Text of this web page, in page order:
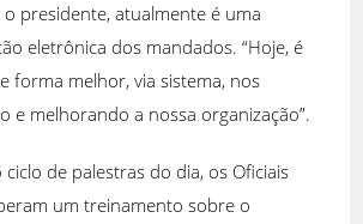
presidente, atualmente é uma
eletrônica dos mandados. “Hoje, é
forma melhor, via sistema, nos
e melhorando a nossa organização”.
de palestras do dia, os Oficiais
um treinamento sobre o